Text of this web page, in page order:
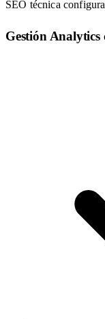
SEO técnica
Gestión